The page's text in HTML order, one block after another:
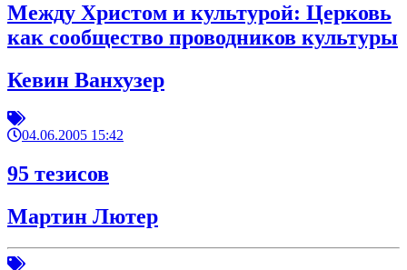
Между Христом и культурой: Церковь
как сообщество проводников культуры
Кевин Ванхузер
04.06.2005 15:42
95 тезисов
Мартин Лютер